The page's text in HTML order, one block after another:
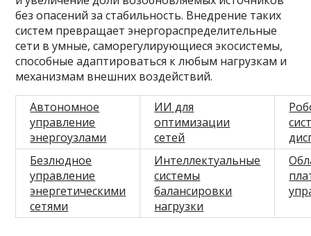
без опасений за стабильность. Внедрение таких
систем превращает энергораспределительные
сети в умные, саморегулирующиеся экосистемы,
способные адаптироваться к любым нагрузкам и
механизмам внешних воздействий.
Автономное
управление
энергоузлами
ИИ для
оптимизации
сетей
Безлюдное
управление
энергетическими
сетями
Интеллектуальные
системы
балансировки
нагрузки